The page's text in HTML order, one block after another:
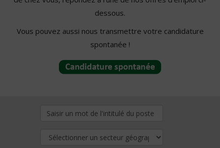
dessous.
Vous pouvez aussi nous transmettre votre candidature
spontanée !